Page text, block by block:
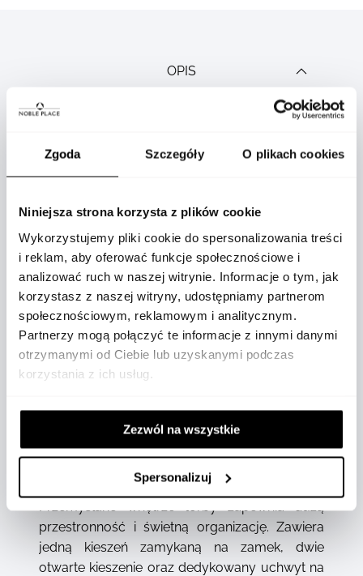
Zgoda Szczegóły O plikach cookies
Niniejsza strona korzysta z plików cookie
Wykorzystujemy pliki cookie do spersonalizowania treści
i reklam, aby oferować funkcje społecznościowe i
analizować ruch w naszej witrynie. Informacje o tym, jak
korzystasz z naszej witryny, udostępniamy partnerom
społecznościowym, reklamowym i analitycznym.
Partnerzy mogą połączyć te informacje z innymi danymi
otrzymanymi od Ciebie lub uzyskanymi podczas
korzystania z ich usług.
Zezwól na wszystkie
Spersonalizuj
OPIS
Torba biznesowa Montblanc 149 to elegancka i
funkcjonalna torba, idealna na krótkie wyjazdy
służbowe lub weekendowe wypady.
Wykonana z wysokiej jakości skóry o
strukturze grain w odcieniu noisette, torba
emanuje luksusowym charakterem, który
podkreśla jej wyrafinowany design. Torba
została zaprojektowana z myślą o
bezpieczeństwie - zewnętrzny zamek z
Twoich cennych rzeczy. Detale w rogach torby,
inspirowane kształtem buteleczki z
a także dodają torbie unikalnego charakteru.
przestronność i świetną organizację. Zawiera
jedną kieszeń zamykaną na zamek, dwie
otwarte kieszenie oraz dedykowany uchwyt na